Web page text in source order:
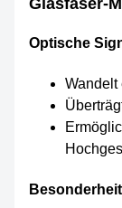
Optische
Wandelt